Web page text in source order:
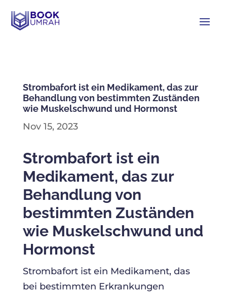
Strombafort ist ein Medikament, das zur
Behandlung von bestimmten Zuständen
wie Muskelschwund und Hormonst
Nov 15, 2023
Strombafort ist ein
Medikament, das zur
Behandlung von
bestimmten Zuständen
wie Muskelschwund und
Hormonst
Strombafort ist ein Medikament, das
bei bestimmten Erkrankungen